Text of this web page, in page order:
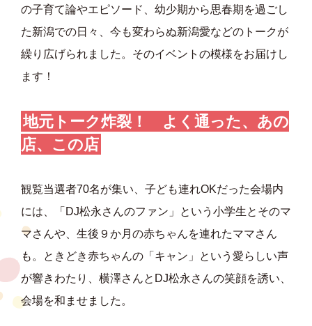
の子育て論やエピソード、幼少期から思春期を過ごし
た新潟での日々、今も変わらぬ新潟愛などのトークが
繰り広げられました。そのイベントの模様をお届けし
ます！
地元トーク炸裂！ よく通った、あの
店、この店
観覧当選者70名が集い、子ども連れOKだった会場内
には、「DJ松永さんのファン」という小学生とそのマ
マさんや、生後９か月の赤ちゃんを連れたママさん
も。ときどき赤ちゃんの「キャン」という愛らしい声
が響きわたり、横澤さんとDJ松永さんの笑顔を誘い、
会場を和ませました。